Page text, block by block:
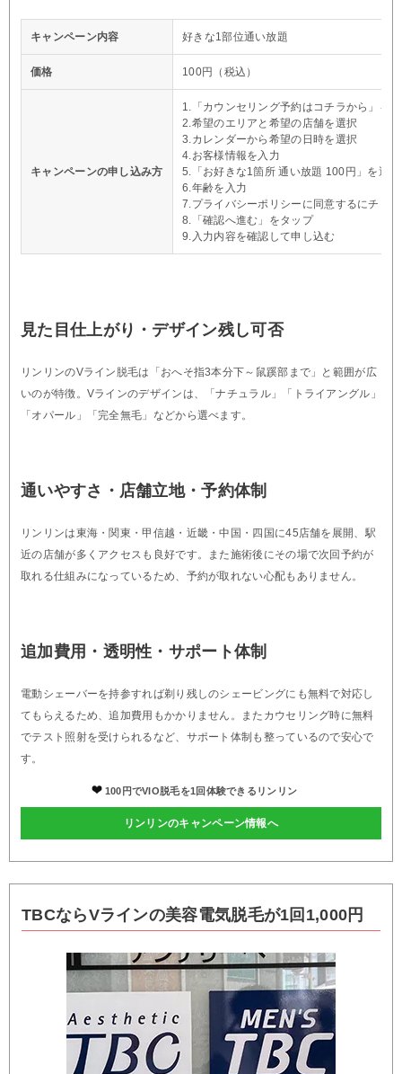
キャンペーン内容 好きな1部位通い放題
価格 100円（税込）
キャンペーンの申し込み方
1.「カウンセリング予約はコチラから」を
2.希望のエリアと希望の店舗を選択
3.カレンダーから希望の日時を選択
4.お客様情報を入力
5.「お好きな1箇所 通い放題 100円」を選択
6.年齢を入力
7.プライバシーポリシーに同意するにチェ
8.「確認へ進む」をタップ
9.入力内容を確認して申し込む
見た目仕上がり・デザイン残し可否
リンリンのVライン脱毛は「おへそ指3本分下～鼠蹊部まで」と範囲が広
いのが特徴。Vラインのデザインは、「ナチュラル」「トライアングル」
「オパール」「完全無毛」などから選べます。
通いやすさ・店舗立地・予約体制
リンリンは東海・関東・甲信越・近畿・中国・四国に45店舗を展開、駅
近の店舗が多くアクセスも良好です。また施術後にその場で次回予約が
取れる仕組みになっているため、予約が取れない心配もありません。
追加費用・透明性・サポート体制
電動シェーバーを持参すれば剃り残しのシェービングにも無料で対応し
てもらえるため、追加費用もかかりません。またカウセリング時に無料
でテスト照射を受けられるなど、サポート体制も整っているので安心で
す。
100円でVIO脱毛を1回体験できるリンリン
リンリンのキャンペーン情報へ
TBCならVラインの美容電気脱毛が1回1,000円